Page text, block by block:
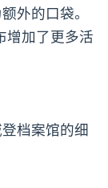
外的口袋。
增加了更多活
档案馆的细